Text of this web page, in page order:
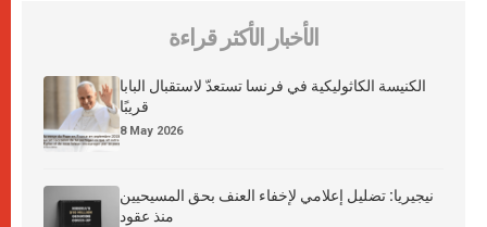
الأخبار الأكثر قراءة
الكنيسة الكاثوليكية في فرنسا تستعدّ لاستقبال البابا
قريبًا
8 May 2026
نيجيريا: تضليل إعلامي لإخفاء العنف بحق المسيحيين
منذ عقود